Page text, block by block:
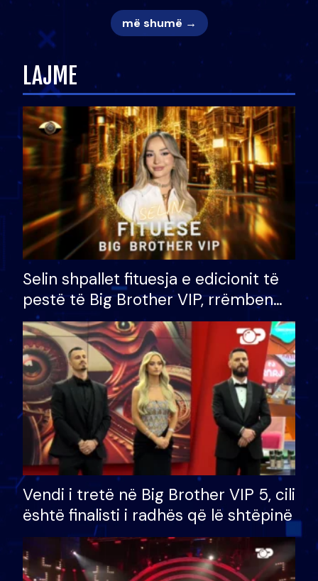
më shumë →
LAJME
Selin shpallet fituesja e edicionit të
pestë të Big Brother VIP, rrëmben
çmimin e madh prej 100 mijë eurosh
Vendi i tretë në Big Brother VIP 5, cili
është finalisti i radhës që lë shtëpinë